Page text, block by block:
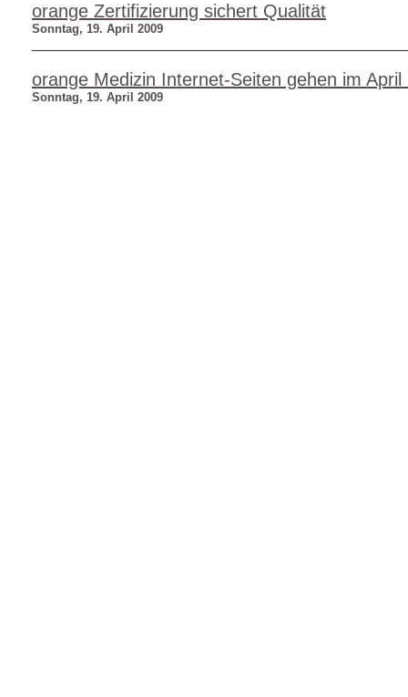
orange Zertifizierung sichert Qualität
Sonntag, 19. April 2009
orange Medizin Internet-Seiten gehen im April
Sonntag, 19. April 2009